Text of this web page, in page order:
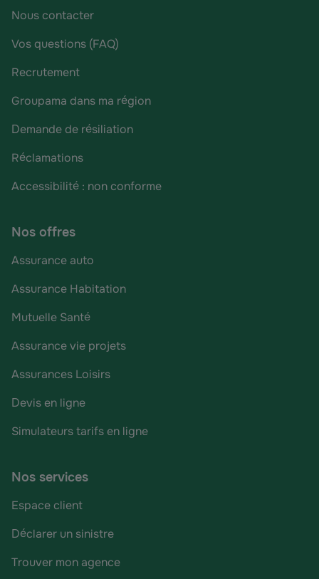
Nous contacter
Vos questions (FAQ)
Recrutement
Groupama dans ma région
Demande de résiliation
Réclamations
Accessibilité : non conforme
Nos offres
Assurance auto
Assurance Habitation
Mutuelle Santé
Assurance vie projets
Assurances Loisirs
Devis en ligne
Simulateurs tarifs en ligne
Nos services
Espace client
Déclarer un sinistre
Trouver mon agence